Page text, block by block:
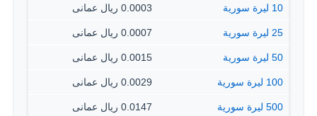
10 ليرة سورية 0.0003 ريال عمانى
25 ليرة سورية 0.0007 ريال عمانى
50 ليرة سورية 0.0015 ريال عمانى
100 ليرة سورية 0.0029 ريال عمانى
500 ليرة سورية 0.0147 ريال عمانى